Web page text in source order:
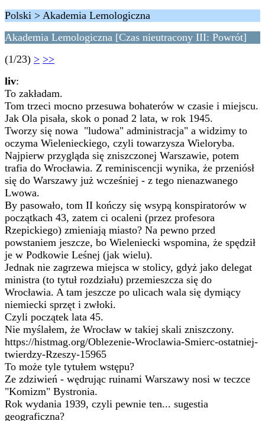
Polski > Akademia Lemologiczna
Akademia Lemologiczna [Czas nieutracony III: Powrót]
(1/23) > >>
liv:
To zakładam.
Tom trzeci mocno przesuwa bohaterów w czasie i miejscu.
Jak Ola pisała, skok o ponad 2 lata, w rok 1945.
Tworzy się nowa "ludowa" administracja" a widzimy to
oczyma Wielenieckiego, czyli towarzysza Wieloryba.
Najpierw przygląda się zniszczonej Warszawie, potem
trafia do Wrocławia. Z reminiscencji wynika, że przeniósł
się do Warszawy już wcześniej - z tego nienazwanego
Lwowa.
By pasowało, tom II kończy się wsypą konspiratorów w
początkach 43, zatem ci ocaleni (przez profesora
Rzepickiego) zmieniają miasto? Na pewno przed
powstaniem jeszcze, bo Wieleniecki wspomina, że spędził
je w Podkowie Leśnej (jak wielu).
Jednak nie zagrzewa miejsca w stolicy, gdyż jako delegat
ministra (to tytuł rozdziału) przemieszcza się do
Wrocławia. A tam jeszcze po ulicach wala się dymiący
niemiecki sprzęt i zwłoki.
Czyli początek lata 45.
Nie myślałem, że Wrocław w takiej skali zniszczony.
https://histmag.org/Oblezenie-Wroclawia-Smierc-ostatniej-
twierdzy-Rzeszy-15965
To może tyle tytułem wstępu?
Ze zdziwień - wędrując ruinami Warszawy nosi w teczce
"Komizm" Bystronia.
Rok wydania 1939, czyli pewnie ten... sugestia
geograficzna?